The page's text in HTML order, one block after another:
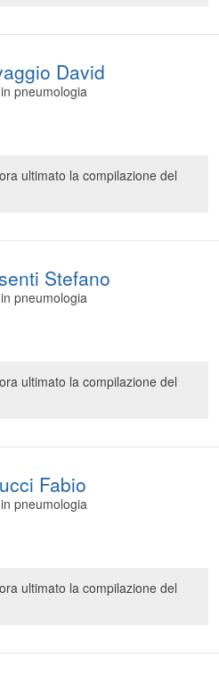
David
pneumologia
ultimato la compilazione del
Stefano
pneumologia
ultimato la compilazione del
Fabio
pneumologia
ultimato la compilazione del